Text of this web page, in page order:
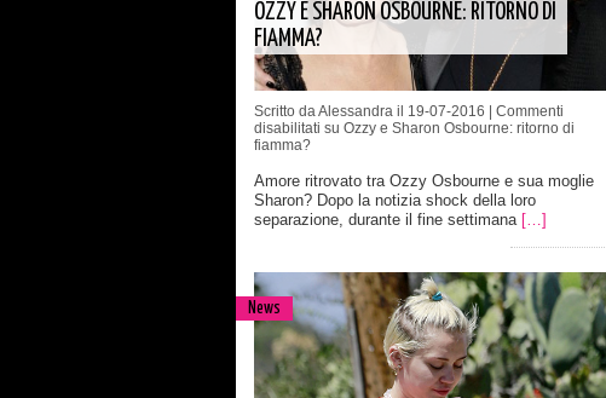
OZZY E SHARON OSBOURNE: RITORNO DI
FIAMMA?
Scritto da Alessandra il 19-07-2016 | Commenti
disabilitati su Ozzy e Sharon Osbourne: ritorno di
fiamma?
Amore ritrovato tra Ozzy Osbourne e sua moglie
Sharon? Dopo la notizia shock della loro
separazione, durante il fine settimana […]
News